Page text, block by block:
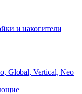
и накопители
Global, Vertical, Neo